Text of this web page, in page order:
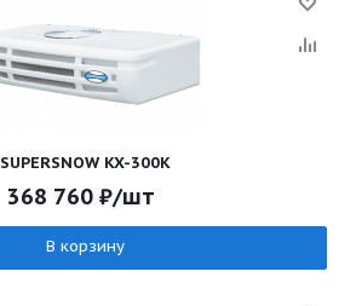
SUPERSNOW KX-300K
368 760₽/шт
В корзину